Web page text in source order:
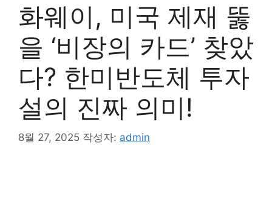
화웨이, 미국 제재 뚫
을 ‘비장의 카드’ 찾았
다? 한미반도체 투자
설의 진짜 의미!
8월 27, 2025 작성자: admin